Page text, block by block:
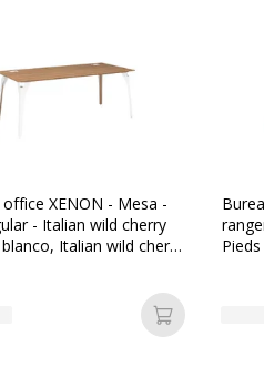
XENON - Mesa -
- Italian wild cherry
Italian wild cherry
Añadir a la